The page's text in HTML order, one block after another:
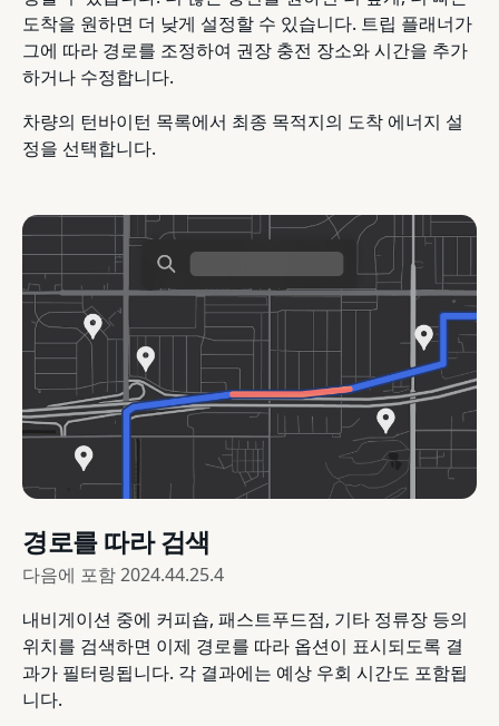
도착을 원하면 더 낮게 설정할 수 있습니다. 트립 플래너가
그에 따라 경로를 조정하여 권장 충전 장소와 시간을 추가
하거나 수정합니다.
차량의 턴바이턴 목록에서 최종 목적지의 도착 에너지 설
정을 선택합니다.
경로를 따라 검색
다음에 포함2024.44.25.4
내비게이션 중에 커피숍, 패스트푸드점, 기타 정류장 등의
위치를 검색하면 이제 경로를 따라 옵션이 표시되도록 결
과가 필터링됩니다. 각 결과에는 예상 우회 시간도 포함됩
니다.